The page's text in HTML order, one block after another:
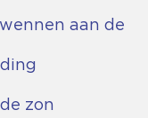
aan de
zon